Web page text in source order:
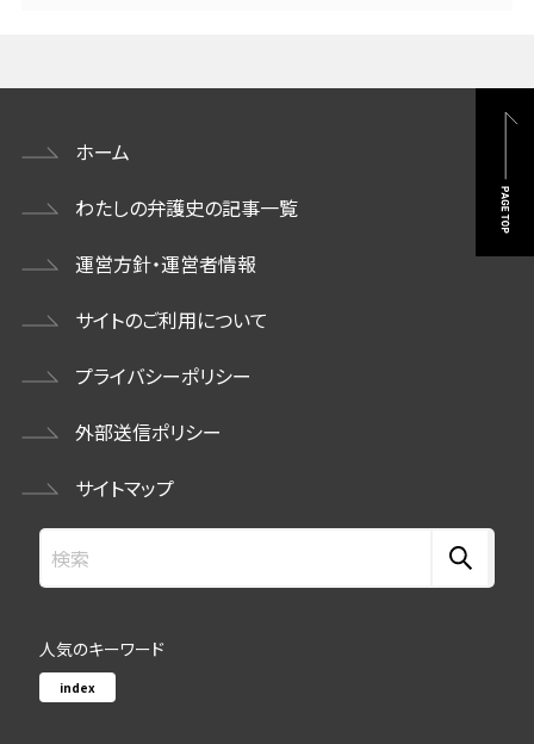
ホーム
わたしの弁護史の記事一覧
運営方針・運営者情報
サイトのご利用について
プライバシーポリシー
外部送信ポリシー
サイトマップ
人気のキーワード
index